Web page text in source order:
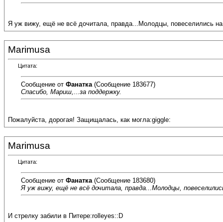
Я уж вижу, ещё не всё дочитала, правда...Молодцы, повеселились
Marimusa
Цитата:
Сообщение от Фанатка (Сообщение 183677)
Спасибо, Мариш,...за поддержку.
Пожалуйста, дорогая! Защищалась, как могла:giggle:
Marimusa
Цитата:
Сообщение от Фанатка (Сообщение 183680)
Я уж вижу, ещё не всё дочитала, правда...Молодцы,
И стрелку забили в Питере:rolleyes::D